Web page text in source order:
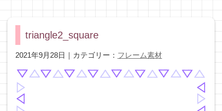
triangle2_square
2021年9月28日｜カテゴリー： フレーム素材